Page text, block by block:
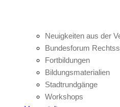
Neuigkeiten aus der
Bundesforum
Fortbildungen
Bildungsmaterialien
Stadtrundgänge
Workshops